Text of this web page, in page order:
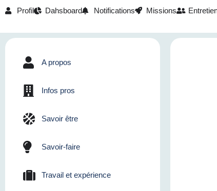
Profil Dahsboard Notifications Missions
A propos
Infos pros
Savoir être
Savoir-faire
Travail et expérience